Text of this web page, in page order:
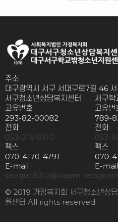
주소
대구광역시 서구 서대구로7길 46
서구청소년상담복지센터
고유번호
293-82-00082
전화
053-216-8310
팩스
070-4170-4791
E-mail
seoguc8310@daum.net
서구학
고유번
789-
전화
053-
팩스
070-
E-mail
© 2019 가정복지회 서구청소년상
원센터 All rights reserved.